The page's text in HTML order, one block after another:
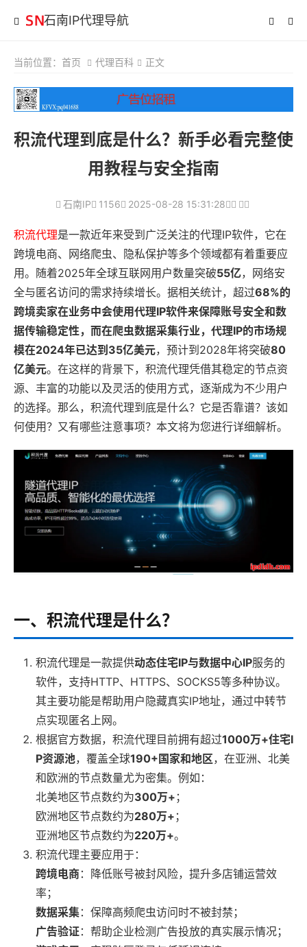
石南IP代理导航
当前位置： 首页 代理百科 正文
积流代理到底是什么？新手必看完整使
用教程与安全指南
石南IP 1156 2025-08-28 15:31:28
积流代理是一款近年来受到广泛关注的代理IP软件，它在
跨境电商、网络爬虫、隐私保护等多个领域都有着重要应
用。随着2025年全球互联网用户数量突破55亿，网络安
全与匿名访问的需求持续增长。据相关统计，超过68%的
跨境卖家在业务中会使用代理IP软件来保障账号安全和数
据传输稳定性，而在爬虫数据采集行业，代理IP的市场规
模在2024年已达到 35亿美元，预计到2028年将突破80
亿美元。在这样的背景下，积流代理凭借其稳定的节点资
源、丰富的功能以及灵活的使用方式，逐渐成为不少用户
的选择。那么，积流代理到底是什么？它是否靠谱？该如
何使用？又有哪些注意事项？本文将为您进行详细解析。
一、积流代理是什么？
积流代理是一款提供动态住宅IP与数据中心IP服务的
软件，支持HTTP、HTTPS、SOCKS5等多种协议。
其主要功能是帮助用户隐藏真实IP地址，通过中转节
点实现匿名上网。
根据官方数据，积流代理目前拥有超过1000万+住宅I
P资源池，覆盖全球190+国家和地区，在亚洲、北美
和欧洲的节点数量尤为密集。例如：
北美地区节点数约为300万+ ；
欧洲地区节点数约为280万+ ；
亚洲地区节点数约为220万+。
积流代理主要应用于：
跨境电商：降低账号被封风险，提升多店铺运营效
率；
数据采集：保障高频爬虫访问时不被封禁；
广告验证：帮助企业检测广告投放的真实展示情况；